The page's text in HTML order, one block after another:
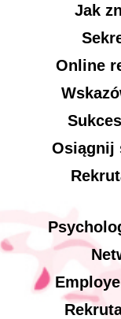
Jak
Online
Osiągnij